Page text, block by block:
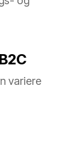
variere